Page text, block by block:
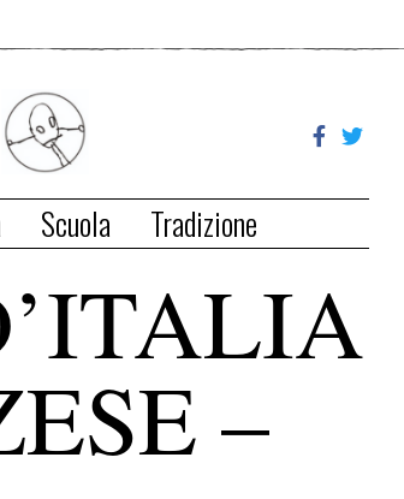
Scuola Tradizione
–